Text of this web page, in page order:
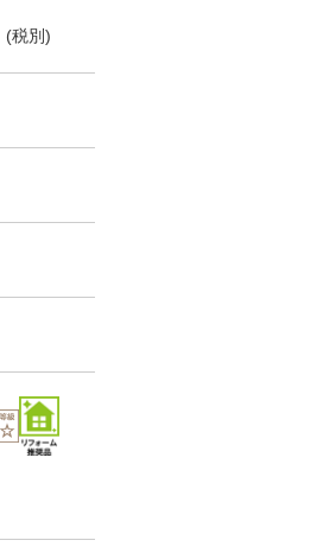
RE55100
(税別)